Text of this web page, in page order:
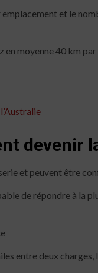
et le
moyenne 40 km
devenir
et peuvent être
de répondre à la
entre deux